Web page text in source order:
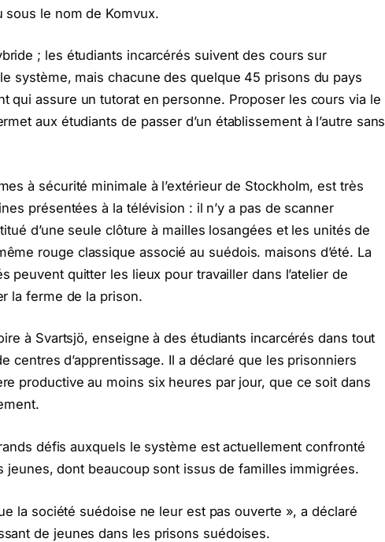
sous le nom de Komvux.
; les étudiants incarcérés suivent des cours sur
système, mais chacune des quelque 45 prisons du pays
qui assure un tutorat en personne. Proposer les cours via le
aux étudiants de passer d’un établissement à l’autre sans
à sécurité minimale à l’extérieur de Stockholm, est très
présentées à la télévision : il n’y a pas de scanner
d’une seule clôture à mailles losangées et les unités de
rouge classique associé au suédois. maisons d’été. La
peuvent quitter les lieux pour travailler dans l’atelier de
la ferme de la prison.
à Svartsjö, enseigne à des étudiants incarcérés dans tout
centres d’apprentissage. Il a déclaré que les prisonniers
productive au moins six heures par jour, que ce soit dans
défis auxquels le système est actuellement confronté
jeunes, dont beaucoup sont issus de familles immigrées.
la société suédoise ne leur est pas ouverte », a déclaré
de jeunes dans les prisons suédoises.